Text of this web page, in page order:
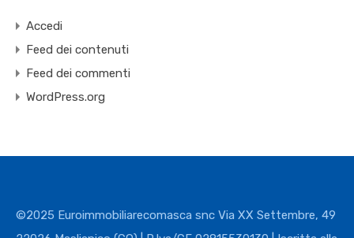
Accedi
Feed dei contenuti
Feed dei commenti
WordPress.org
©2025 Euroimmobiliarecomasca snc Via XX Settembre, 49